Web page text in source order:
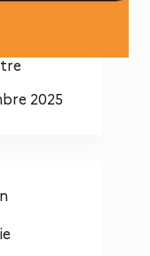
2025